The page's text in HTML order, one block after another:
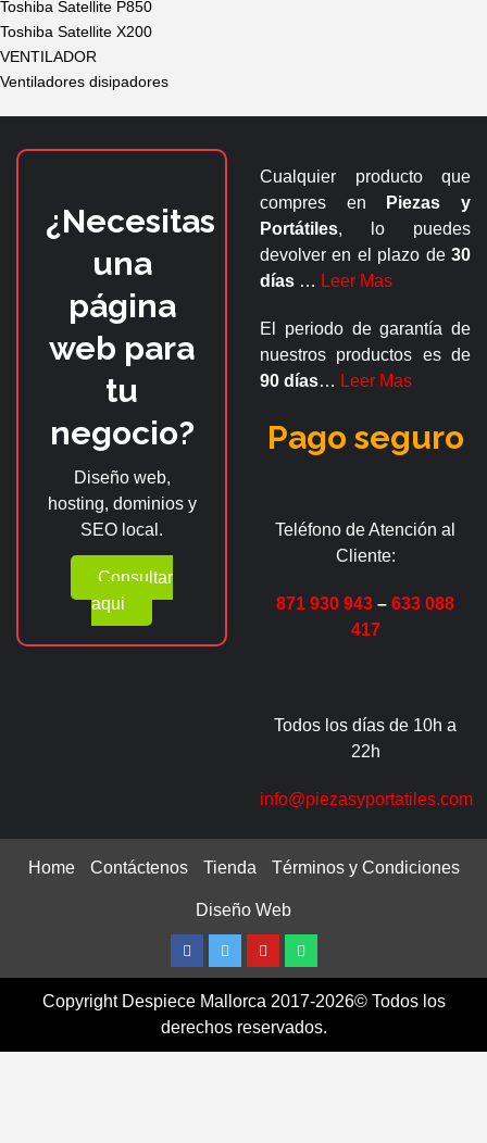
Toshiba Satellite P850
Toshiba Satellite X200
VENTILADOR
Ventiladores disipadores
¿Necesitas
una
página
web para
tu
negocio?
Diseño web,
hosting, dominios y
SEO local.
Consultar
aqui
Cualquier producto que
compres en
Piezas y
Portátiles, lo puedes
devolver en el plazo de 30
días … Leer Mas
El periodo de garantía de
nuestros productos es de
90 días… Leer Mas
Pago seguro
Teléfono de Atención al
Cliente:
871 930 943 – 633 088
417
Todos los días de 10h a
22h
info@piezasyportatiles.com
Home Contáctenos Tienda Términos y Condiciones
Diseño Web
Facebook
TwitterYoutubeWhatsapp
Copyright Despiece Mallorca 2017-2026© Todos los
derechos reservados.